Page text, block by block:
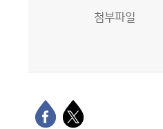
첨부파일